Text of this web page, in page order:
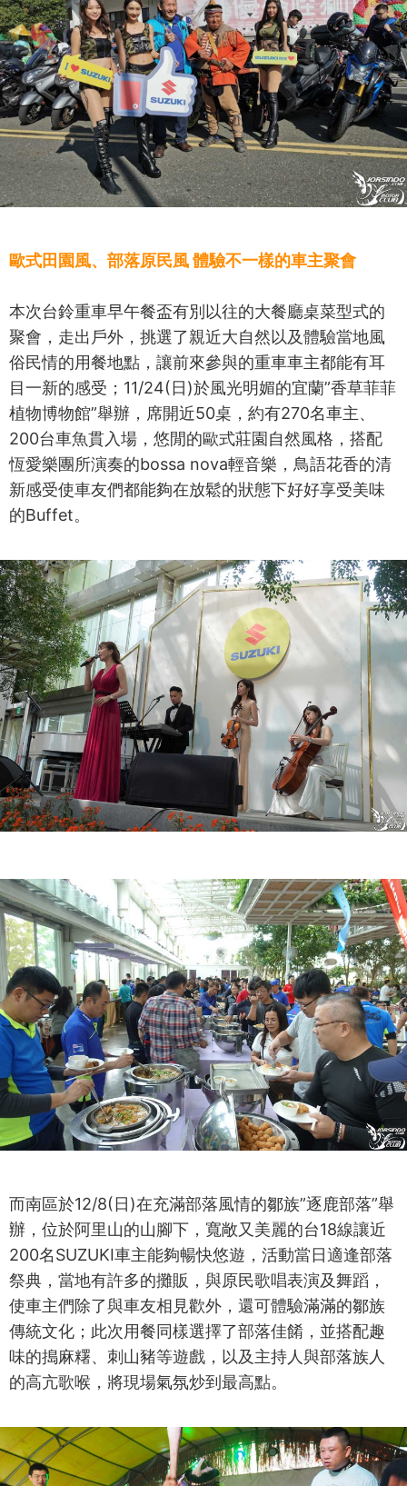
歐式田園風、部落原民風 體驗不一樣的車主聚會
本次台鈴重車早午餐盃有別以往的大餐廳桌菜型式的
聚會，走出戶外，挑選了親近大自然以及體驗當地風
俗民情的用餐地點，讓前來參與的重車車主都能有耳
目一新的感受；11/24(日)於風光明媚的宜蘭”香草菲菲
植物博物館”舉辦，席開近50桌，約有270名車主、
200台車魚貫入場，悠閒的歐式莊園自然風格，搭配
恆愛樂團所演奏的bossa nova輕音樂，鳥語花香的清
新感受使車友們都能夠在放鬆的狀態下好好享受美味
的Buffet。
而南區於12/8(日)在充滿部落風情的鄒族”逐鹿部落”舉
辦，位於阿里山的山腳下，寬敞又美麗的台18線讓近
200名SUZUKI車主能夠暢快悠遊，活動當日適逢部落
祭典，當地有許多的攤販，與原民歌唱表演及舞蹈，
使車主們除了與車友相見歡外，還可體驗滿滿的鄒族
傳統文化；此次用餐同樣選擇了部落佳餚，並搭配趣
味的搗麻糬、刺山豬等遊戲，以及主持人與部落族人
的高亢歌喉，將現場氣氛炒到最高點。